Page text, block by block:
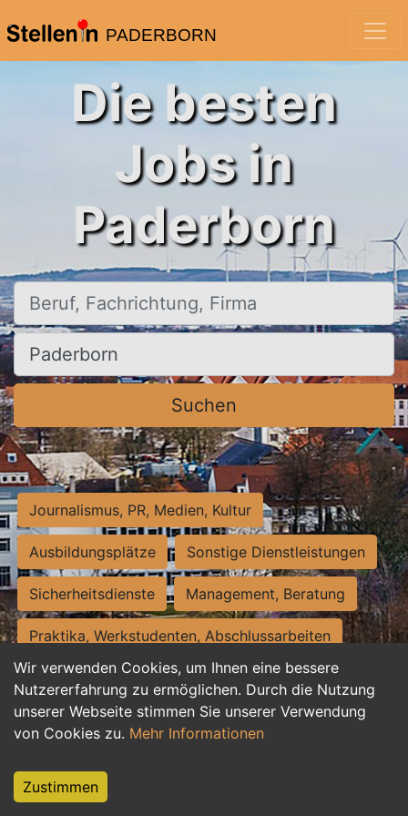
PADERBORN
Wir verwenden Cookies, um Ihnen eine bessere
Nutzererfahrung zu ermöglichen. Durch die Nutzung
unserer Webseite stimmen Sie unserer Verwendung
von Cookies zu. Mehr Informationen
Zustimmen
Die besten
Jobs in
Paderborn
Beruf, Fachrichtung, Firma
Ort, Stadt
Suchen
Journalismus, PR, Medien, Kultur
Ausbildungsplätze Sonstige Dienstleistungen
Sicherheitsdienste Management, Beratung
Praktika, Werkstudenten, Abschlussarbeiten
Personalwesen Assistenz, Sekretariat
Hilfskräfte, Aushilfs- und Nebenjobs
Weiterbildung, Studium, duale Ausbildung